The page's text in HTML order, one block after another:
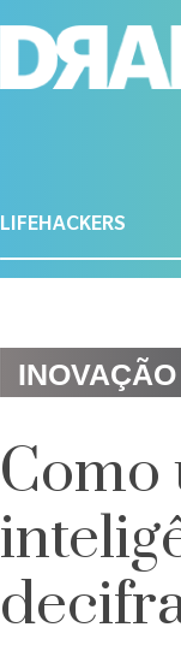
LIFEHACKERS
Como